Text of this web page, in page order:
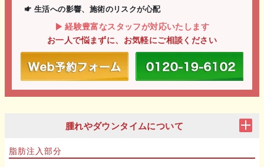
生活への影響、施術のリスクが心配
経験豊富なスタッフが対応いたします
お一人で悩まずに、お気軽にご相談ください
腫れやダウンタイムについて
脂肪注入部分